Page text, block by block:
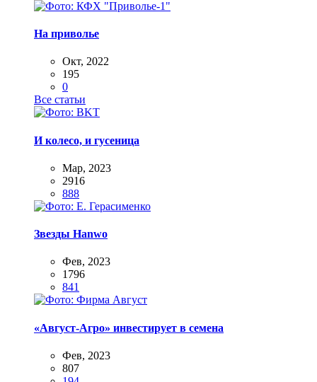
На приволье
Окт, 2022
195
0
Все статьи
И колесо, и гусеница
Мар, 2023
2916
888
Звезды Hanwo
Фев, 2023
1796
841
«Август-Агро» инвестирует в семена
Фев, 2023
807